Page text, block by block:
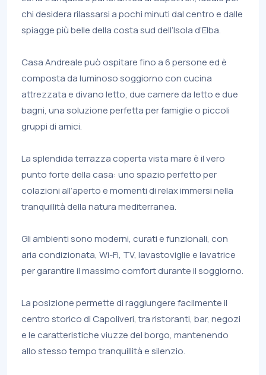
chi desidera rilassarsi a pochi minuti dal centro e dalle
spiagge più belle della costa sud dell’Isola d’Elba.
Casa Andreale può ospitare fino a 6 persone ed è
composta da luminoso soggiorno con cucina
attrezzata e divano letto, due camere da letto e due
bagni, una soluzione perfetta per famiglie o piccoli
gruppi di amici.
La splendida terrazza coperta vista mare è il vero
punto forte della casa: uno spazio perfetto per
colazioni all’aperto e momenti di relax immersi nella
tranquillità della natura mediterranea.
Gli ambienti sono moderni, curati e funzionali, con
aria condizionata, Wi-Fi, TV, lavastoviglie e lavatrice
per garantire il massimo comfort durante il soggiorno.
La posizione permette di raggiungere facilmente il
centro storico di Capoliveri, tra ristoranti, bar, negozi
e le caratteristiche viuzze del borgo, mantenendo
allo stesso tempo tranquillità e silenzio.